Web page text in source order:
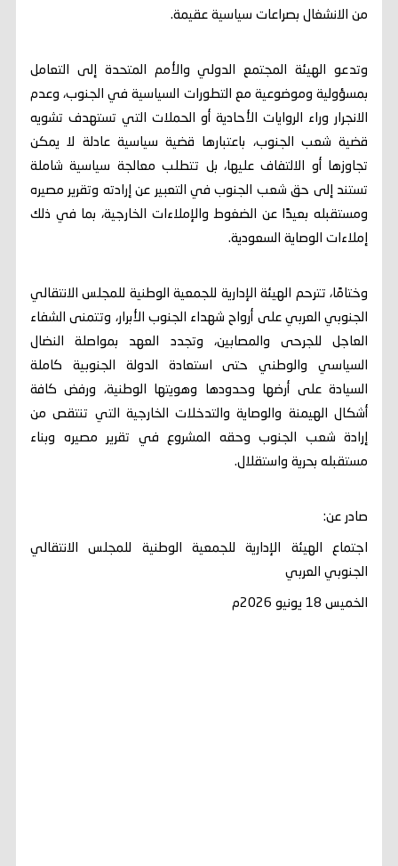
من الانشغال بصراعات سياسية عقيمة.
وتدعو الهيئة المجتمع الدولي والأمم المتحدة إلى التعامل
بمسؤولية وموضوعية مع التطورات السياسية في الجنوب، وعدم
الانجرار وراء الروايات الأحادية أو الحملات التي تستهدف تشويه
قضية شعب الجنوب، باعتبارها قضية سياسية عادلة لا يمكن
تجاوزها أو الالتفاف عليها، بل تتطلب معالجة سياسية شاملة
تستند إلى حق شعب الجنوب في التعبير عن إرادته وتقرير مصيره
ومستقبله بعيدًا عن الضغوط والإملاءات الخارجية، بما في ذلك
إملاءات الوصاية السعودية.
وختامًا، تترحم الهيئة الإدارية للجمعية الوطنية للمجلس الانتقالي
الجنوبي العربي على أرواح شهداء الجنوب الأبرار، وتتمنى الشفاء
العاجل للجرحى والمصابين، وتجدد العهد بمواصلة النضال
السياسي والوطني حتى استعادة الدولة الجنوبية كاملة
السيادة على أرضها وحدودها وهويتها الوطنية، ورفض كافة
أشكال الهيمنة والوصاية والتدخلات الخارجية التي تنتقص من
إرادة شعب الجنوب وحقه المشروع في تقرير مصيره وبناء
مستقبله بحرية واستقلال.
صادر عن:
اجتماع الهيئة الإدارية للجمعية الوطنية للمجلس الانتقالي
الجنوبي العربي
الخميس 18 يونيو 2026م